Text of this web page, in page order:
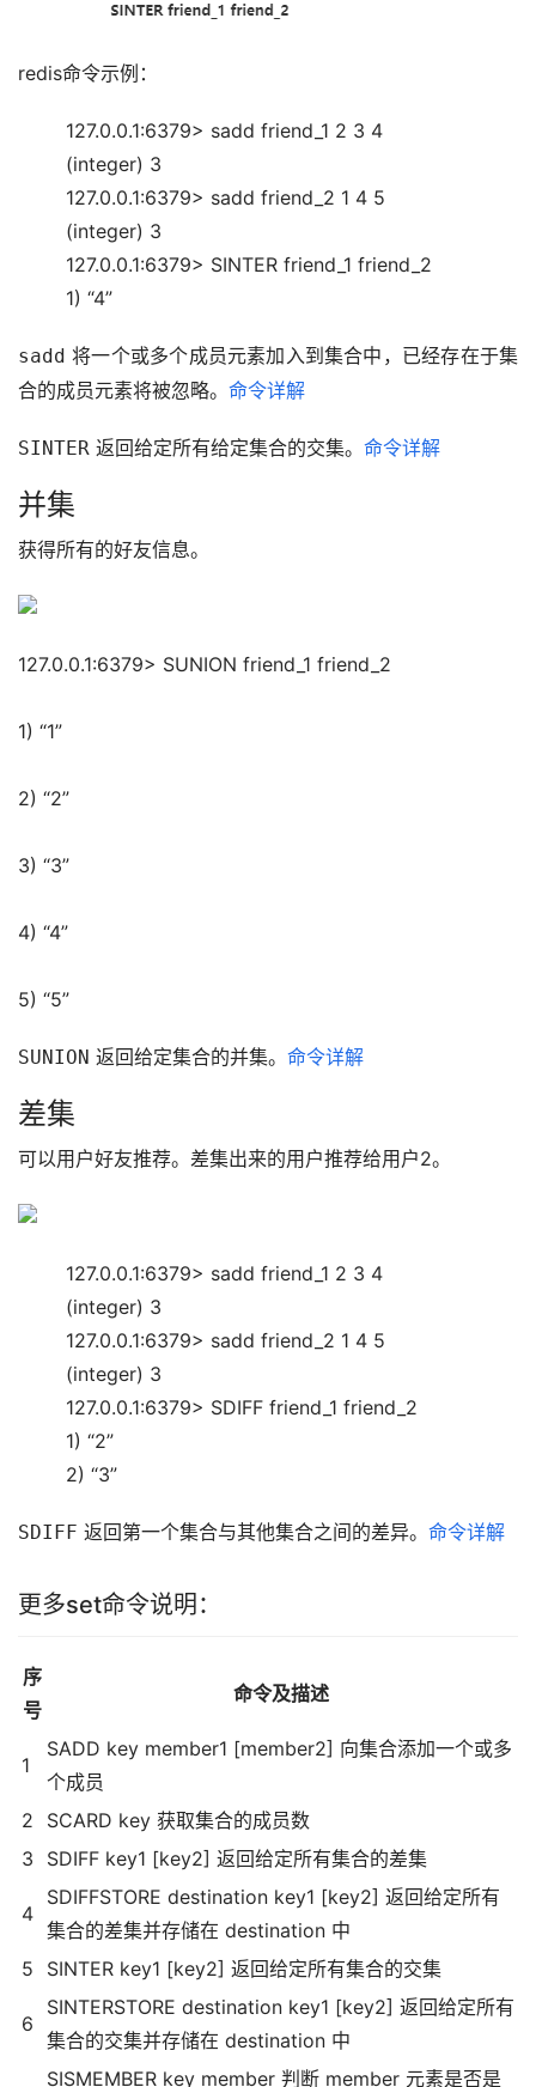
redis命令示例：
127.0.0.1:6379> sadd friend_1 2 3 4
(integer) 3
127.0.0.1:6379> sadd friend_2 1 4 5
(integer) 3
127.0.0.1:6379> SINTER friend_1 friend_2
1) “4”
sadd 将一个或多个成员元素加入到集合中，已经存在于集
合的成员元素将被忽略。 命令详解
SINTER 返回给定所有给定集合的交集。 命令详解
并集
获得所有的好友信息。
127.0.0.1:6379> SUNION friend_1 friend_2
1) “1”
2) “2”
3) “3”
4) “4”
5) “5”
SUNION 返回给定集合的并集。 命令详解
差集
可以用户好友推荐。差集出来的用户推荐给用户2。
127.0.0.1:6379> sadd friend_1 2 3 4
(integer) 3
127.0.0.1:6379> sadd friend_2 1 4 5
(integer) 3
127.0.0.1:6379> SDIFF friend_1 friend_2
1) “2”
2) “3”
SDIFF 返回第一个集合与其他集合之间的差异。 命令详解
更多set命令说明：
序
号
命令及描述
1
SADD key member1 [member2] 向集合添加一个或多
个成员
2
SCARD key 获取集合的成员数
3
SDIFF key1 [key2] 返回给定所有集合的差集
4
SDIFFSTORE destination key1 [key2] 返回给定所有
集合的差集并存储在 destination 中
5
SINTER key1 [key2] 返回给定所有集合的交集
6
SINTERSTORE destination key1 [key2] 返回给定所有
集合的交集并存储在 destination 中
SISMEMBER key member 判断 member 元素是否是